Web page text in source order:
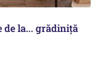
de la... grădiniţă